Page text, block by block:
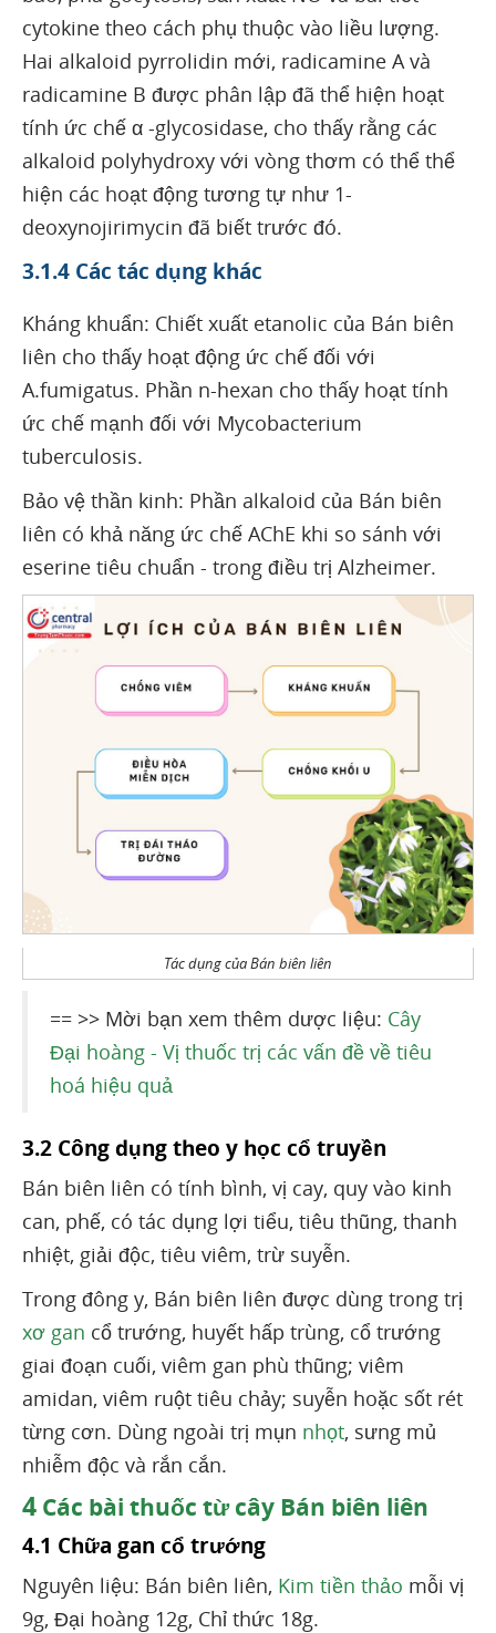
cytokine theo cách phụ thuộc vào liều lượng.
Hai alkaloid pyrrolidin mới, radicamine A và
radicamine B được phân lập đã thể hiện hoạt
tính ức chế α -glycosidase, cho thấy rằng các
alkaloid polyhydroxy với vòng thơm có thể thể
hiện các hoạt động tương tự như 1-
deoxynojirimycin đã biết trước đó.
3.1.4 Các tác dụng khác
Kháng khuẩn: Chiết xuất etanolic của Bán biên
liên cho thấy hoạt động ức chế đối với
A.fumigatus. Phần n-hexan cho thấy hoạt tính
ức chế mạnh đối với Mycobacterium
tuberculosis.
Bảo vệ thần kinh: Phần alkaloid của Bán biên
liên có khả năng ức chế AChE khi so sánh với
eserine tiêu chuẩn - trong điều trị Alzheimer.
Tác dụng của Bán biên liên
== >> Mời bạn xem thêm dược liệu: Cây
Đại hoàng - Vị thuốc trị các vấn đề về tiêu
hoá hiệu quả
3.2 Công dụng theo y học cổ truyền
Bán biên liên có tính bình, vị cay, quy vào kinh
can, phế, có tác dụng lợi tiểu, tiêu thũng, thanh
nhiệt, giải độc, tiêu viêm, trừ suyễn.
Trong đông y, Bán biên liên được dùng trong trị
xơ gan cổ trướng, huyết hấp trùng, cổ trướng
giai đoạn cuối, viêm gan phù thũng; viêm
amidan, viêm ruột tiêu chảy; suyễn hoặc sốt rét
từng cơn. Dùng ngoài trị mụn nhọt, sưng mủ
nhiễm độc và rắn cắn.
4 Các bài thuốc từ cây Bán biên liên
4.1 Chữa gan cổ trướng
Nguyên liệu: Bán biên liên, Kim tiền thảo mỗi vị
9g, Đại hoàng 12g, Chỉ thức 18g.